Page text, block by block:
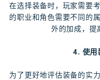
在选择装备时，玩家需要
的职业和角色需要不同的
外的加成，提
4. 使用
为了更好地评估装备的实